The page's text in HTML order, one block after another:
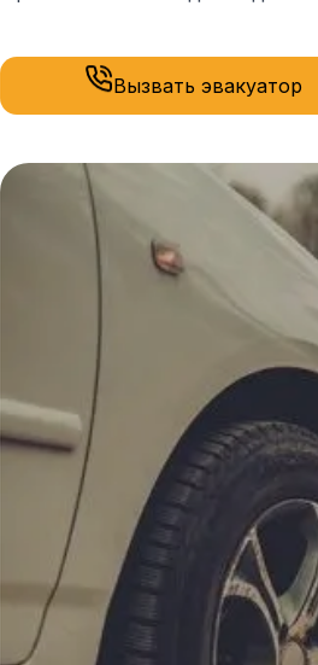
Вызвать эвакуатор